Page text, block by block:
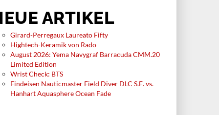
ARTIKEL
Girard-Perregaux Laureato Fifty
Hightech-Keramik von Rado
August 2026: Yema Navygraf Barracuda CMM.20
Limited Edition
Wrist Check: BTS
Findeisen Nauticmaster Field Diver DLC S.E. vs.
Hanhart Aquasphere Ocean Fade